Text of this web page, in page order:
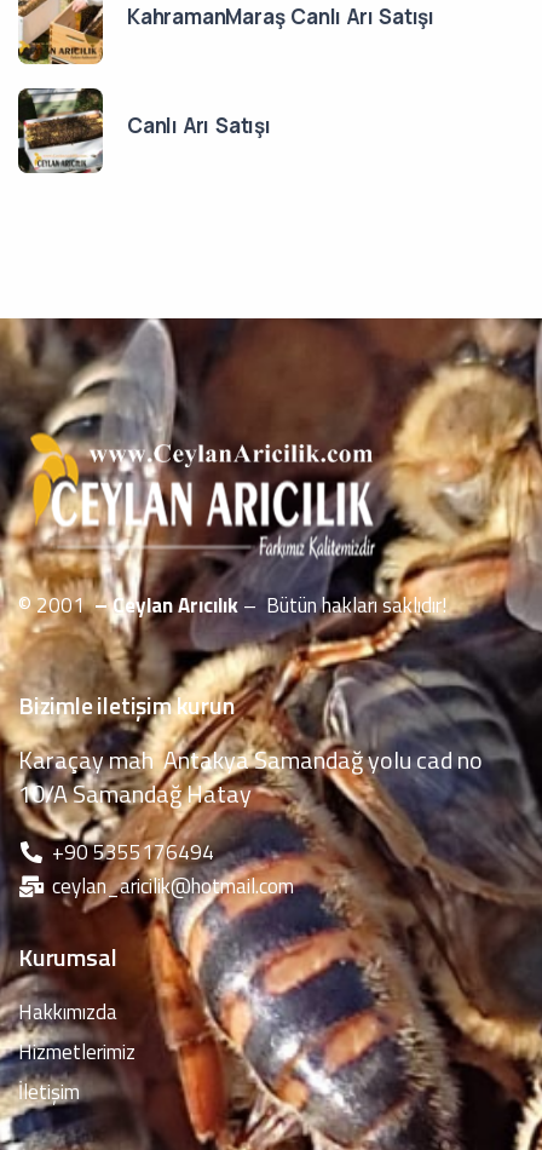
KahramanMaraş Canlı Arı Satışı
Canlı Arı Satışı
© 2001– Ceylan Arıcılık– Bütün hakları saklıdır!
Bizimle iletişim kurun
Karaçay mah Antakya Samandağ yolu cad no
10/A Samandağ Hatay
‪+90 5355176494
ceylan_aricilik@hotmail.com
Kurumsal
Hakkımızda
Hizmetlerimiz
İletişim